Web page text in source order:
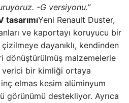
-G versiyonu.”
tasarımıYeni Renault Duster,
ve kaportayı koruyucu bir
dayanıklı, kendinden
dönüştürülmüş malzemelerle
verici bir kimliği ortaya
elmas kesim alüminyum
görünümü destekliyor. Ayrıca